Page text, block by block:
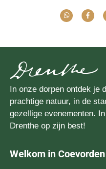
In onze dorpen ontdek je
prachtige natuur, in de
gezellige evenementen.
Drenthe op zijn best!
Welkom in Coevorden